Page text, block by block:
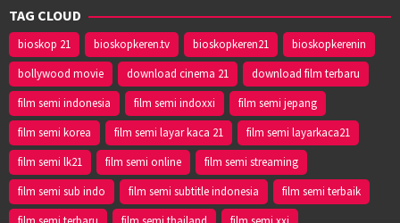
TAG CLOUD
bioskop 21 bioskopkeren.tv bioskopkeren21
bioskopkerenin
bollywood movie
download cinema 21
download film terbaru
film semi indonesia
film semi indoxxi
film semi jepang
film semi korea
film semi layar kaca 21
film semi layarkaca21
film semi lk21
film semi online
film semi streaming
film semi sub indo
film semi subtitle indonesia
film semi terbaik